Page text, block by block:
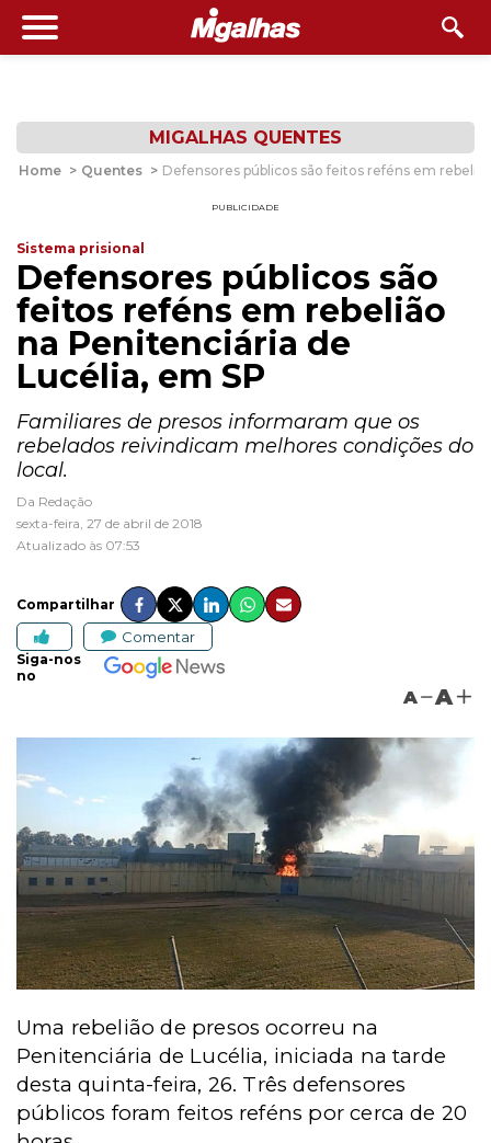
MIGALHAS QUENTES
Home > Quentes > Defensores públicos são feitos reféns em
PUBLICIDADE
Sistema prisional
Defensores públicos são
feitos reféns em rebelião
na Penitenciária de
Lucélia, em SP
Familiares de presos informaram que os
rebelados reivindicam melhores condições do
local.
Da Redação
sexta-feira, 27 de abril de 2018
Atualizado às 07:53
Compartilhar
Comentar
Siga-nos
no
A A
Uma rebelião de presos ocorreu na
Penitenciária de Lucélia, iniciada na tarde
desta quinta-feira, 26. Três defensores
públicos foram feitos reféns por cerca de 20